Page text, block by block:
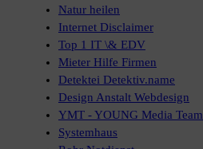
Natur heilen
Internet Disclaimer
Top 1 IT \& EDV
Mieter Hilfe Firmen
Detektei Detektiv.name
Design Anstalt Webdesign
YMT - YOUNG Media Team
Systemhaus